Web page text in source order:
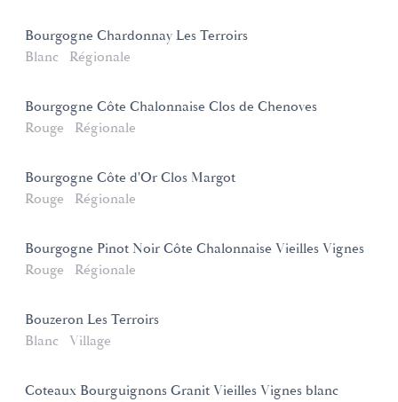
Bourgogne Chardonnay Les Terroirs
Blanc
Régionale
Bourgogne Côte Chalonnaise Clos de Chenoves
Rouge
Régionale
Bourgogne Côte d'Or Clos Margot
Rouge
Régionale
Bourgogne Pinot Noir Côte Chalonnaise Vieilles Vignes
Rouge
Régionale
Bouzeron Les Terroirs
Blanc
Village
Coteaux Bourguignons Granit Vieilles Vignes blanc